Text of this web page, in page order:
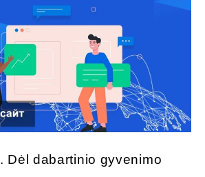
. Dėl dabartinio gyvenimo